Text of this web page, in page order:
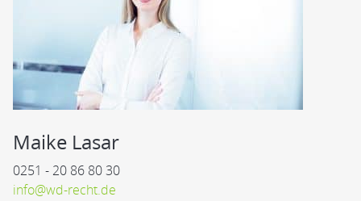
Maike Lasar
0251 - 20 86 80 30
info@wd-recht.de